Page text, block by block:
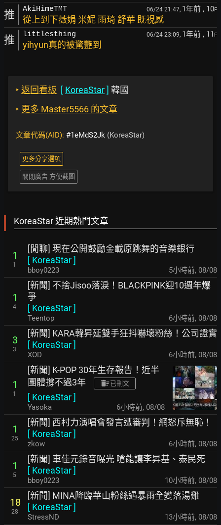
推 AkiHimeTMT 06/24 21:47, 1年前 , 10F
從上到下薇娟 米妮 雨琦 舒華 既視感
推 littlesthing 06/24 23:09, 1年前 , 11 F
yihyun真的被驚艷到
‣ 返回看板 [ KoreaStar] 韓國
‣ 更多 Master5566 的文章
文章代碼(AID): #1eMdS2Jk (KoreaStar)
更多分享選項
關閉廣告 方便截圖
KoreaStar 近期熱門文章
1
1
[閒聊] 現在公開鼓勵金載原跳舞的音樂銀行
[ KoreaStar]
bboy0223 5小時前, 08/08
1
4
[新聞] 不捨Jisoo落淚！BLACKPINK迎10週年爆
爭
[ KoreaStar]
Teentop 6小時前, 08/08
3
3
[新聞] KARA韓昇延雙手狂抖嚇壞粉絲！公司證實
[ KoreaStar]
XOD 6小時前, 08/08
1
1
[新聞] K-POP 30年生存報告！近半
團體撐不過3年
已刪文
[ KoreaStar]
Yasoka 6小時前, 08/08
1
25
[新聞] 西村力演唱會發言遭審判！網怒斥無恥！
[ KoreaStar]
zkow 6小時前, 08/08
1
5
[新聞] 車佳元錄音曝光 嗆能讓李昇基、泰民死
[ KoreaStar]
bboy0223 10小時前, 08/08
18
28
[新聞] MINA降臨華山粉絲遇暴雨全變落湯雞
[ KoreaStar]
StressND 13小時前, 08/08